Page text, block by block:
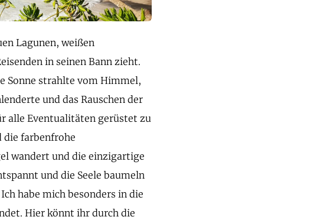
Lagunen, weißen
in seinen Bann zieht.
Sonne strahlte vom Himmel,
und das Rauschen der
alle Eventualitäten gerüstet zu
die farbenfrohe
wandert und die einzigartige
und die Seele baumeln
habe mich besonders in die
Hier könnt ihr durch die